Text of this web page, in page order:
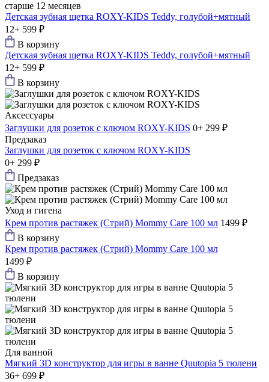
старше 12 месяцев
Детская зубная щетка ROXY-KIDS Teddy, голубой+мятный
12+ 599 ₽
В корзину
Детская зубная щетка ROXY-KIDS Teddy, голубой+мятный
12+ 599 ₽
В корзину
Аксессуары
Заглушки для розеток с ключом ROXY-KIDS 0+ 299 ₽
Предзаказ
Заглушки для розеток с ключом ROXY-KIDS
0+ 299 ₽
Предзаказ
Уход и гигена
Крем против растяжек (Стрий) Mommy Care 100 мл 1499 ₽
В корзину
Крем против растяжек (Стрий) Mommy Care 100 мл
1499 ₽
В корзину
Для ванной
Мягкий 3D конструктор для игры в ванне Quutopia 5 тюлени
36+ 699 ₽